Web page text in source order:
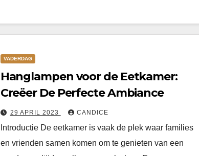
VADERDAG
Hanglampen voor de Eetkamer:
Creëer De Perfecte Ambiance
29 APRIL 2023 CANDICE
Introductie De eetkamer is vaak de plek waar families
en vrienden samen komen om te genieten van een